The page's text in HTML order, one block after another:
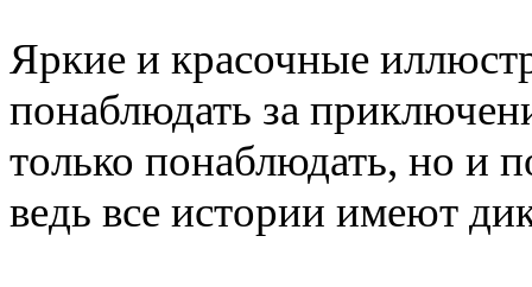
Яркие и красочные
понаблюдать за
только понаблюдать, но и
ведь все истории имеют